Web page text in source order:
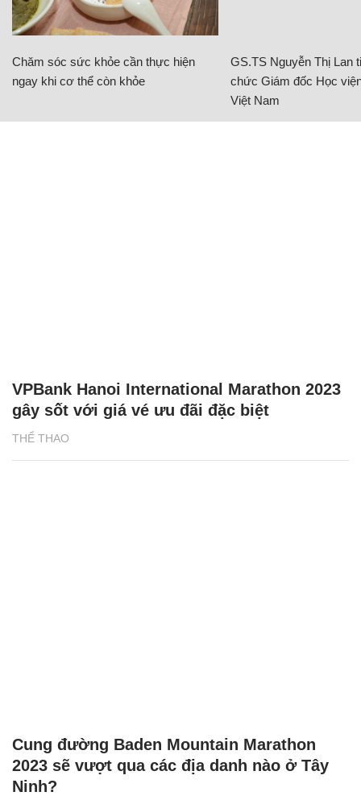
Chăm sóc sức khỏe cần thực hiện
ngay khi cơ thể còn khỏe
GS.TS Nguyễn Thị Lan
chức Giám đốc Học
Việt Nam
THỂ THAO
VPBank Hanoi International Marathon 2023
gây sốt với giá vé ưu đãi đặc biệt
Cung đường Baden Mountain Marathon
2023 sẽ vượt qua các địa danh nào ở Tây
Ninh?